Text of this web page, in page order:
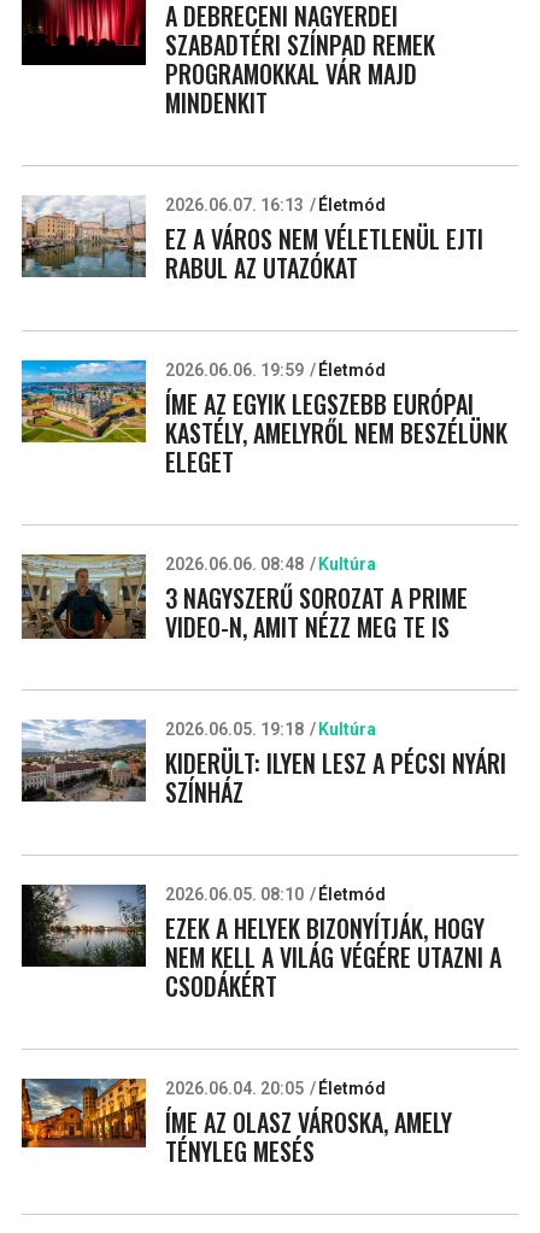
A DEBRECENI NAGYERDEI
SZABADTÉRI SZÍNPAD REMEK
PROGRAMOKKAL VÁR MAJD
MINDENKIT
2026.06.07. 16:13 Életmód
EZ A VÁROS NEM VÉLETLENÜL EJTI
RABUL AZ UTAZÓKAT
2026.06.06. 19:59 Életmód
ÍME AZ EGYIK LEGSZEBB EURÓPAI
KASTÉLY, AMELYRŐL NEM BESZÉLÜNK
ELEGET
2026.06.06. 08:48 Kultúra
3 NAGYSZERŰ SOROZAT A PRIME
VIDEO-N, AMIT NÉZZ MEG TE IS
2026.06.05. 19:18 Kultúra
KIDERÜLT: ILYEN LESZ A PÉCSI NYÁRI
SZÍNHÁZ
2026.06.05. 08:10 Életmód
EZEK A HELYEK BIZONYÍTJÁK, HOGY
NEM KELL A VILÁG VÉGÉRE UTAZNI A
CSODÁKÉRT
2026.06.04. 20:05 Életmód
ÍME AZ OLASZ VÁROSKA, AMELY
TÉNYLEG MESÉS